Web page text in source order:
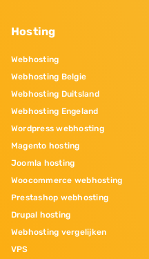
Hosting
Webhosting
Webhosting Belgie
Webhosting Duitsland
Webhosting Engeland
Wordpress webhosting
Magento hosting
Joomla hosting
Woocommerce webhosting
Prestashop webhosting
Drupal hosting
Webhosting vergelijken
VPS